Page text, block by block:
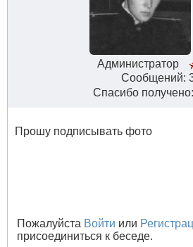
Администратор
Сообщений:
Спасибо
Прошу подписывать фото
Пожалуйста Войти или
присоединиться к беседе.